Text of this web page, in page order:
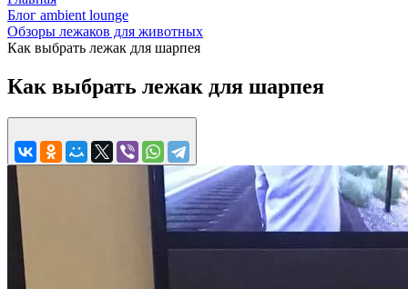
Блог ambient lounge
Обзоры лежаков для животных
Как выбрать лежак для шарпея
Как выбрать лежак для шарпея